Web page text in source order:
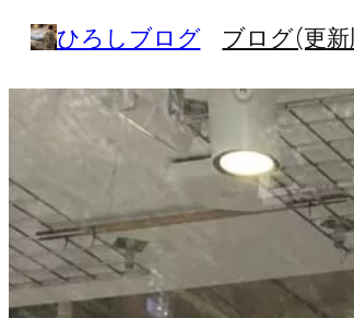
を
ッ
プ
ひろしブログ ブログ(更